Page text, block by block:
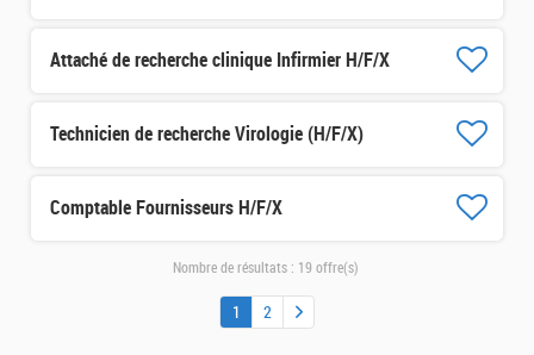
Attaché de recherche clinique Infirmier H/F/X
Technicien de recherche Virologie (H/F/X)
Comptable Fournisseurs H/F/X
Nombre de résultats : 19 offre(s)
1 2